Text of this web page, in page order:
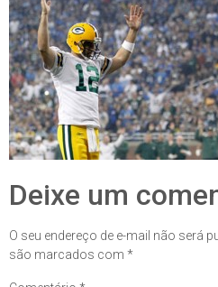
Deixe um
O seu endereço de e-mail não será
são marcados com *